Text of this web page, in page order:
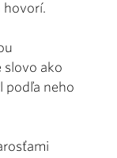
hovorí.
slovo ako
podľa neho